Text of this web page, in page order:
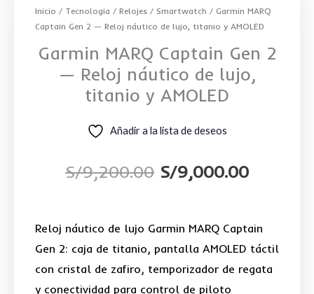
Inicio / Tecnologia / Relojes / Smartwatch / Garmin MARQ
Captain Gen 2 — Reloj náutico de lujo, titanio y AMOLED
Garmin MARQ Captain Gen 2
— Reloj náutico de lujo,
titanio y AMOLED
Añadir a la lista de deseos
S/9,200.00
El
original
era:
S/9,000.00
actual
es:
Reloj náutico de lujo Garmin MARQ Captain
Gen 2: caja de titanio, pantalla AMOLED táctil
con cristal de zafiro, temporizador de regata
y conectividad para control de piloto